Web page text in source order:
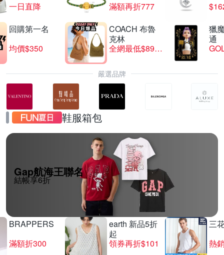
一日直降
滿額再折777
回購第一名
均價$350
COACH 布魯
克林
全網最低$8999
獵
通
嚴選品牌
鞋服箱包
Gap航海王聯名
結帳享6折
BRAPPERS
滿額折300
earth 新品5折
起
領券再折$101
三
熱